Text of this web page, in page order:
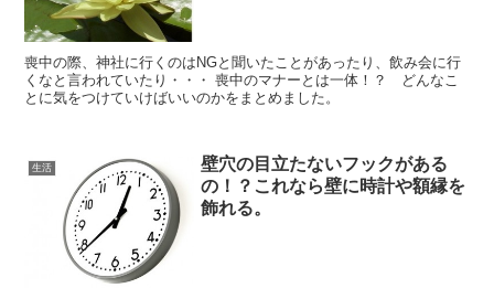
喪中の際、神社に行くのはNGと聞いたことがあったり、飲み会に行
くなと言われていたり・・・ 喪中のマナーとは一体！？ どんなこ
とに気をつけていけばいいのかをまとめました。
生活
壁穴の目立たないフックがある
の！？これなら壁に時計や額縁を
飾れる。